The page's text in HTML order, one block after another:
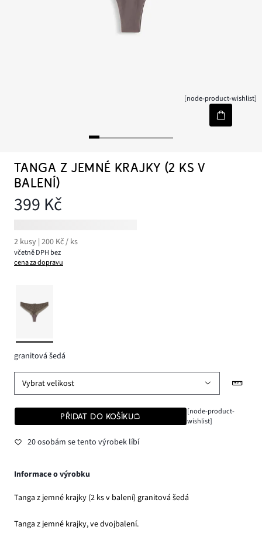
[node-product-wishlist]
TANGA Z JEMNÉ KRAJKY (2 KS V
BALENÍ)
399 Kč
2 kusy | 200 Kč / ks
včetně DPH bez
cena za dopravu
granitová šedá
Vybrat velikost
PŘIDAT DO KOŠÍKU
[node-product-
wishlist]
20 osobám se tento výrobek líbí
Informace o výrobku
Tanga z jemné krajky (2 ks v balení) granitová šedá
Tanga z jemné krajky, ve dvojbalení.